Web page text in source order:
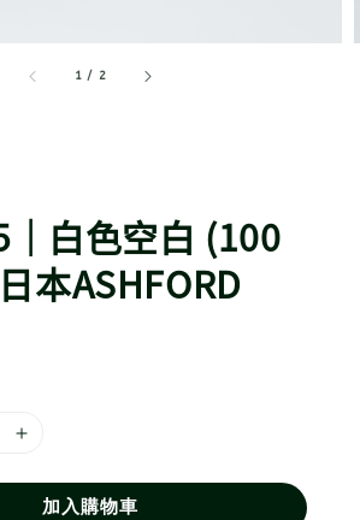
1 / 2
｜白色空白 (100
本ASHFORD
加入購物車